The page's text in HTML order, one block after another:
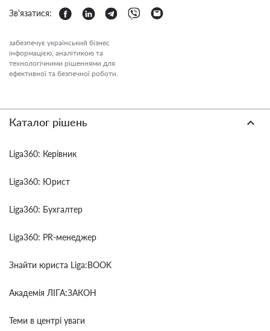
Зв'язатися:
забезпечує український бізнес
інформацією, аналітикою та
технологічними рішеннями для
ефективної та безпечної роботи.
Каталог рішень
Liga360: Керівник
Liga360: Юрист
Liga360: Бухгалтер
Liga360: PR-менеджер
Знайти юриста Liga:BOOK
Академія ЛІГА:ЗАКОН
Теми в центрі уваги